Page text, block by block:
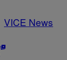
VICE News